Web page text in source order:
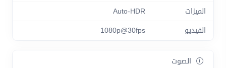
الميزات
Auto-HDR
الفيديو
1080p@30fps
الصوت